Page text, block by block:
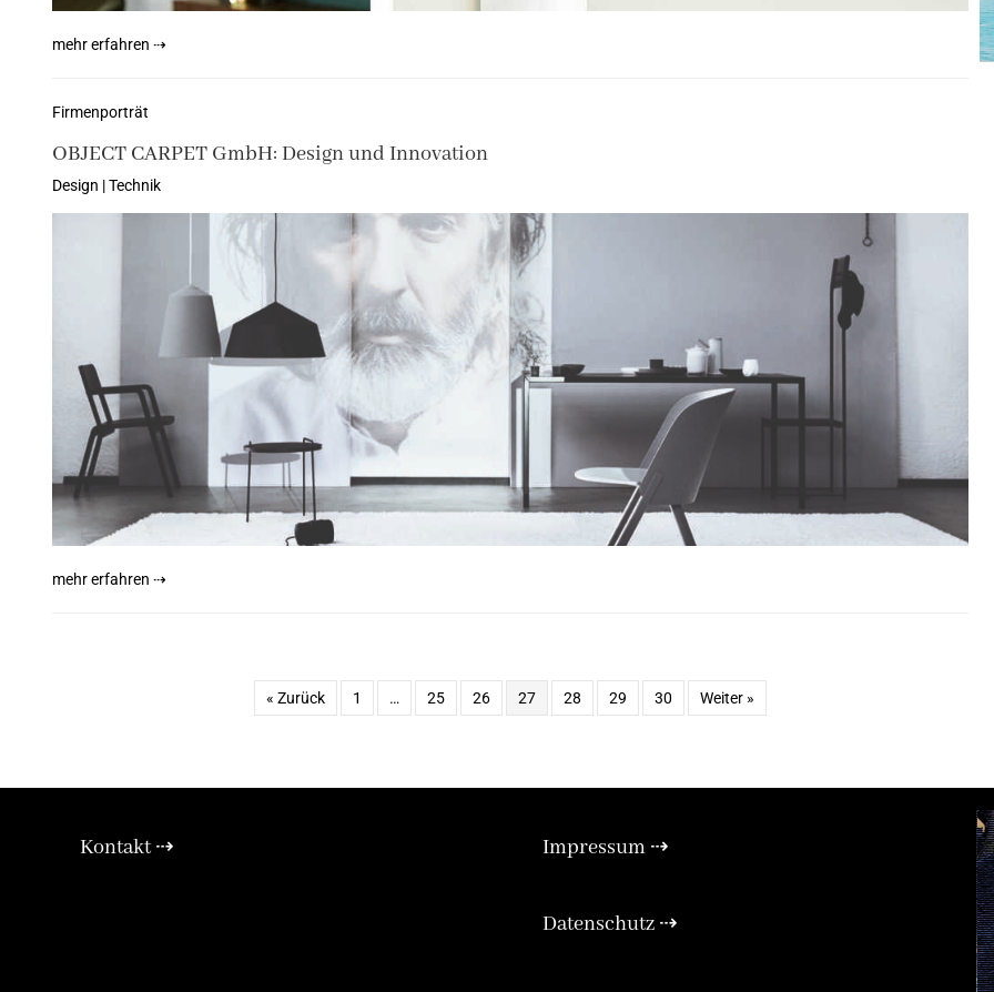
mehr erfahren ⇢
Firmenporträt
OBJECT CARPET GmbH: Design und Innovation
Design | Technik
mehr erfahren ⇢
« Zurück 1 … 25 26 27 28 29 30 Weiter »
Kontakt ⇢ Impressum ⇢
Datenschutz ⇢